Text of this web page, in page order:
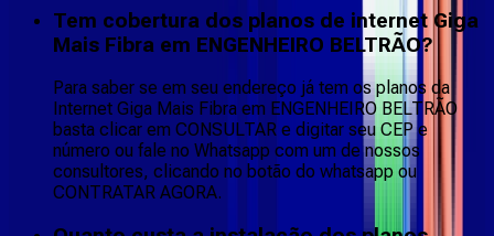
Tem cobertura dos planos de internet Giga
Mais Fibra em ENGENHEIRO BELTRÃO?
Para saber se em seu endereço já tem os planos da
Internet Giga Mais Fibra em ENGENHEIRO BELTRÃO
basta clicar em CONSULTAR e digitar seu CEP e
número ou fale no Whatsapp com um de nossos
consultores, clicando no botão do whatsapp ou
CONTRATAR AGORA.